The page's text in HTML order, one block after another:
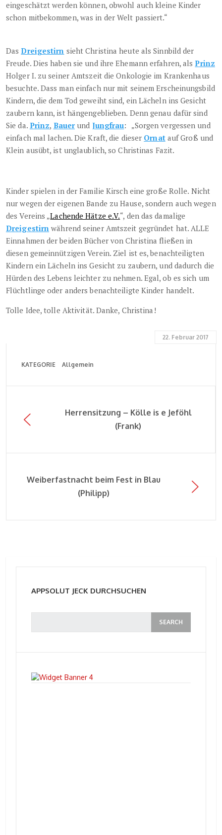
eingeschätzt werden können, obwohl auch kleine Kinder
schon mitbekommen, was in der Welt passiert.“
DasDreigestirn sieht Christina heute als Sinnbild der
Freude. Dies haben sie und ihre Ehemann erfahren, alsPrinz
Holger I. zu seiner Amtszeit die Onkologie im Krankenhaus
besuchte. Dass man einfach nur mit seinem Erscheinungsbild
Kindern, die dem Tod geweiht sind, ein Lächeln ins Gesicht
zaubern kann, ist hängengeblieben. Denn genau dafür sind
Sie da. Prinz, Bauerund Jungfrau: „Sorgen vergessen und
einfach mal lachen. Die Kraft, die dieser Ornatauf Groß und
Klein ausübt, ist unglaublich, so Christinas Fazit.
Kinder spielen in der Familie Kirsch eine große Rolle. Nicht
nur wegen der eigenen Bande zu Hause, sondern auch wegen
des Vereins „Lachende Hätze e.V.“, den das damalige
Dreigestirn während seiner Amtszeit gegründet hat. ALLE
Einnahmen der beiden Bücher von Christina fließen in
diesen gemeinnützigen Verein. Ziel ist es, benachteiligten
Kindern ein Lächeln ins Gesicht zu zaubern, und dadurch die
Hürden des Lebens leichter zu nehmen. Egal, ob es sich um
Flüchtlinge oder anders benachteiligte Kinder handelt.
Tolle Idee, tolle Aktivität. Danke, Christina!
22. Februar 2017
KATEGORIE Allgemein
Herrensitzung – Kölle is e Jeföhl
(Frank)
Weiberfastnacht beim Fest in Blau
(Philipp)
APPSOLUT JECK DURCHSUCHEN